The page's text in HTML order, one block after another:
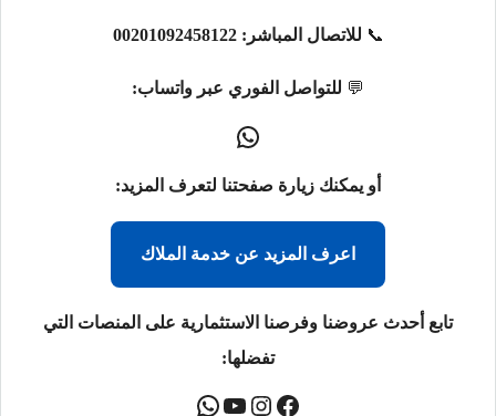
📞 للاتصال المباشر: 00201092458122
💬 للتواصل الفوري عبر واتساب:
أو يمكنك زيارة صفحتنا لتعرف المزيد:
اعرف المزيد عن خدمة الملاك
تابع أحدث عروضنا وفرصنا الاستثمارية على المنصات التي
تفضلها: